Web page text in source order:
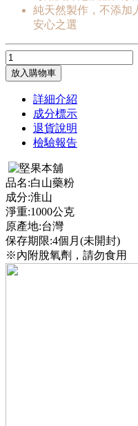
純天然製作，不添加
安心之選
放入購物車
詳細介紹
成分標示
退貨說明
檢驗報告
品名:白山藥粉
成分:淮山
淨重:1000公克
原產地:台灣
保存期限:4個月(未開封)
※內附脫氧劑，請勿食用